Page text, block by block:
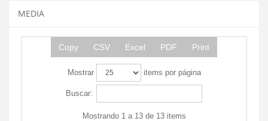
MEDIA
Copy CSV Excel PDF Print
Mostrar items por página
Buscar:
Mostrando 1 a 13 de 13 items